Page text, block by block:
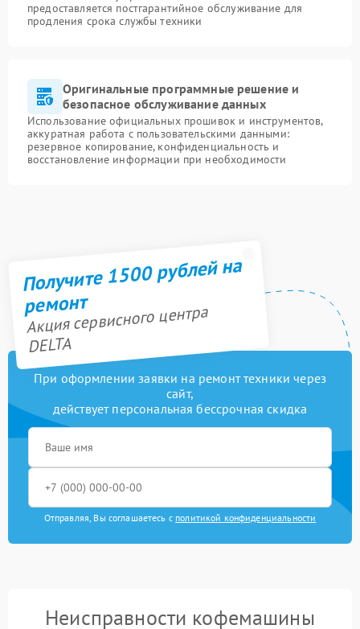
предоставляется постгарантийное обслуживание для
продления срока службы техники
Оригинальные программные решение и
безопасное обслуживание данных
Использование официальных прошивок и инструментов,
аккуратная работа с пользовательскими данными:
резервное копирование, конфиденциальность и
восстановление информации при необходимости
Получите 1500 рублей на
ремонт
Акция сервисного центра
DELTA
При оформлении заявки на ремонт техники через
сайт,
действует персональная бессрочная скидка
Отправляя, Вы соглашаетесь с политикой конфиденциальности
Неисправности кофемашины